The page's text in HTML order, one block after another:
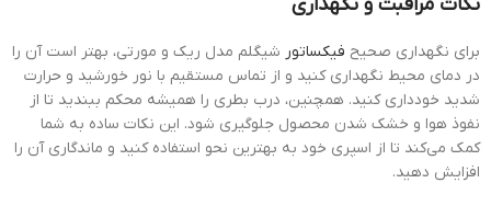
برای نگهداری صحیح فیکساتور شیگلم مدل ریک و مورتی، بهتر است آن را
در دمای محیط نگهداری کنید و از تماس مستقیم با نور خورشید و حرارت
شدید خودداری کنید. همچنین، درب بطری را همیشه محکم ببندید تا از
نفوذ هوا و خشک شدن محصول جلوگیری شود. این نکات ساده به شما
کمک می‌کند تا از اسپری خود به بهترین نحو استفاده کنید و ماندگاری آن را
افزایش دهید.